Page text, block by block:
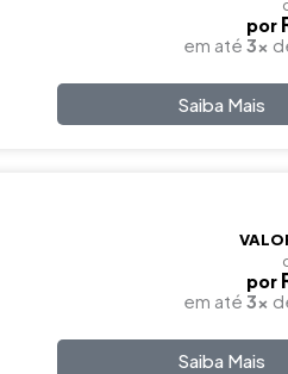
por
em até 3x
Saiba Mais
por
em até 3x
Saiba Mais